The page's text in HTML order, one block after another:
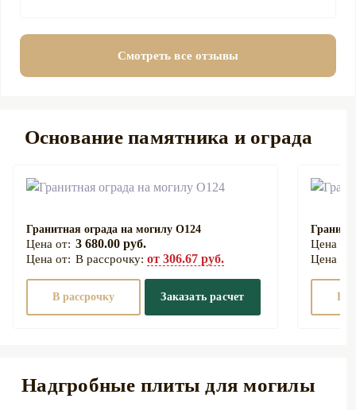
Смотреть все отзывы
Основание памятника и ограда
Гранитная ограда на могилу О124
3 680.00 руб.
В рассрочку: от 306.67 руб.
В рассрочку Заказать расчет В
Надгробные плиты для могилы